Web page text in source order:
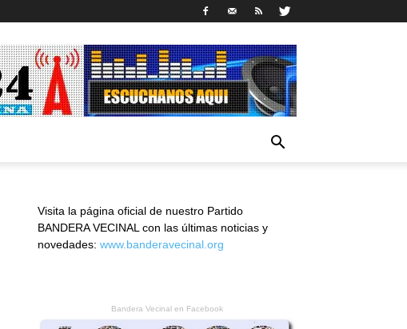
Visita la página oficial de nuestro Partido
BANDERA VECINAL con las últimas noticias y
novedades: www.banderavecinal.org
Bandera Vecinal en Facebook